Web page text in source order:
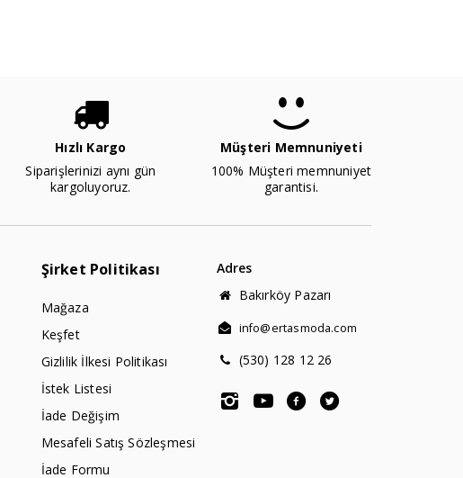
Hızlı Kargo
Siparişlerinizi aynı gün
kargoluyoruz.
Müşteri Memnuniyeti
100% Müşteri memnuniyet
garantisi.
Şirket Politikası
Mağaza
Keşfet
Gizlilik İlkesi Politikası
İstek Listesi
İade Değişim
Mesafeli Satış Sözleşmesi
İade Formu
Adres
Bakırköy Pazarı
info@ertasmoda.com
(530) 128 12 26